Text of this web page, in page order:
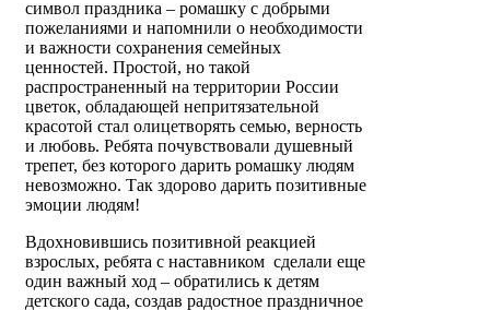
символ праздника – ромашку с добрыми
пожеланиями и напомнили о необходимости
и важности сохранения семейных
ценностей. Простой, но такой
распространенный на территории России
цветок, обладающей непритязательной
красотой стал олицетворять семью, верность
и любовь. Ребята почувствовали душевный
трепет, без которого дарить ромашку людям
невозможно. Так здорово дарить позитивные
эмоции людям!
Вдохновившись позитивной реакцией
взрослых, ребята с наставником сделали еще
один важный ход – обратились к детям
детского сада, создав радостное праздничное